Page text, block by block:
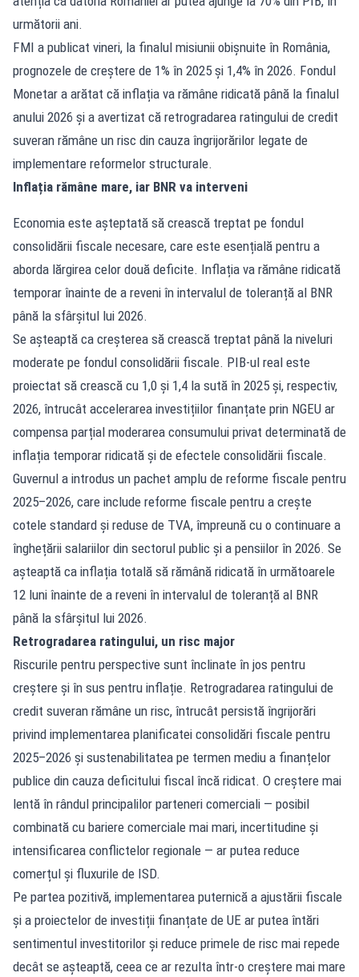
următorii ani.
FMI a publicat vineri, la finalul misiunii obișnuite în România,
prognozele de creștere de 1% în 2025 și 1,4% în 2026. Fondul
Monetar a arătat că inflația va rămâne ridicată până la finalul
anului 2026 și a avertizat că retrogradarea ratingului de credit
suveran rămâne un risc din cauza îngrijorărilor legate de
implementare reformelor structurale.
Inflația rămâne mare, iar BNR va interveni
Economia este așteptată să crească treptat pe fondul
consolidării fiscale necesare, care este esențială pentru a
aborda lărgirea celor două deficite. Inflația va rămâne ridicată
temporar înainte de a reveni în intervalul de toleranță al BNR
până la sfârșitul lui 2026.
Se așteaptă ca creșterea să crească treptat până la niveluri
moderate pe fondul consolidării fiscale. PIB-ul real este
proiectat să crească cu 1,0 și 1,4 la sută în 2025 și, respectiv,
2026, întrucât accelerarea investițiilor finanțate prin NGEU ar
compensa parțial moderarea consumului privat determinată de
inflația temporar ridicată și de efectele consolidării fiscale.
Guvernul a introdus un pachet amplu de reforme fiscale pentru
2025–2026, care include reforme fiscale pentru a crește
cotele standard și reduse de TVA, împreună cu o continuare a
înghețării salariilor din sectorul public și a pensiilor în 2026. Se
așteaptă ca inflația totală să rămână ridicată în următoarele
12 luni înainte de a reveni în intervalul de toleranță al BNR
până la sfârșitul lui 2026.
Retrogradarea ratingului, un risc major
Riscurile pentru perspective sunt înclinate în jos pentru
creștere și în sus pentru inflație. Retrogradarea ratingului de
credit suveran rămâne un risc, întrucât persistă îngrijorări
privind implementarea planificatei consolidări fiscale pentru
2025–2026 și sustenabilitatea pe termen mediu a finanțelor
publice din cauza deficitului fiscal încă ridicat. O creștere mai
lentă în rândul principalilor parteneri comerciali — posibil
combinată cu bariere comerciale mai mari, incertitudine și
intensificarea conflictelor regionale — ar putea reduce
comerțul și fluxurile de ISD.
Pe partea pozitivă, implementarea puternică a ajustării fiscale
și a proiectelor de investiții finanțate de UE ar putea întări
sentimentul investitorilor și reduce primele de risc mai repede
decât se așteaptă, ceea ce ar rezulta într-o creștere mai mare